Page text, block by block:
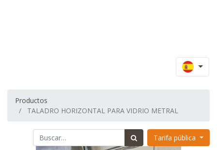
Productos
TALADRO HORIZONTAL PARA VIDRIO METRAL
Tarifa pública